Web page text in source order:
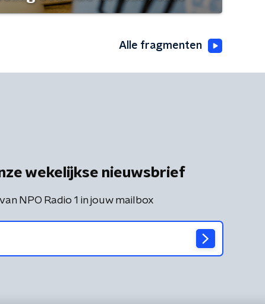
Alle fragmenten
wekelijkse nieuwsbrief
NPO Radio 1 in jouw mailbox